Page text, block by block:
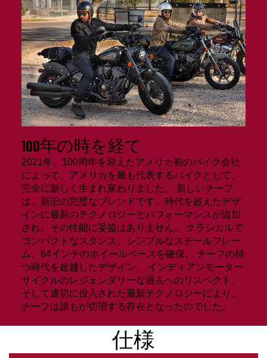
100年の時を経て
2021年、100周年を迎えたアメリカ初のバイク会社
によって、アメリカを最も代表するバイクとして、
完全に新しく生まれ変わりました。 新しいチーフ
は、新旧の完璧なブレンドです。時代を超えたデザ
インに最新のテクノロジーとパフォーマンスが追加
され、その性能に妥協はありません。 クラシカルで
コンパクトなスタンス、シンプルなスチールフレー
ム、64インチのホイールベースを確保。 チーフの持
つ時代を超越したデザイン、 インディアンモーター
サイクルのレジェンダリーな過去へのリスペクト、
そして適切に投入された最新テクノロジーにより、
チーフは誰もが切望する存在となったのでした。
仕様